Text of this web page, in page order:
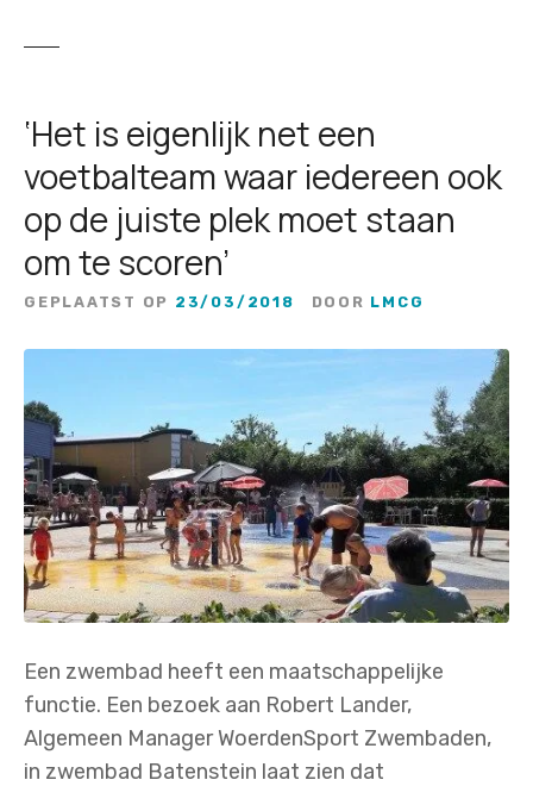
‘Het is eigenlijk net een
voetbalteam waar iedereen ook
op de juiste plek moet staan
om te scoren’
GEPLAATST OP 23/03/2018 DOOR LMCG
Een zwembad heeft een maatschappelijke
functie. Een bezoek aan Robert Lander,
Algemeen Manager WoerdenSport Zwembaden,
in zwembad Batenstein laat zien dat